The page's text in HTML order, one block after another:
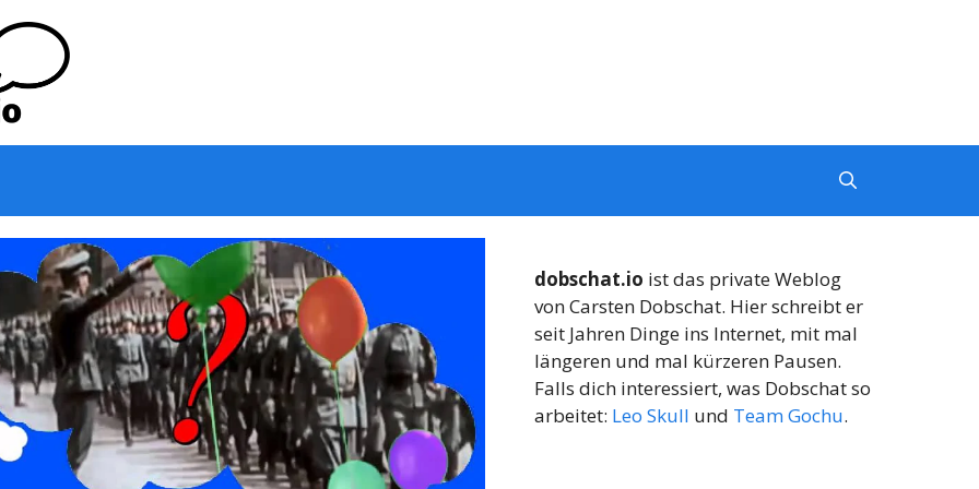
dobschat.io ist das private Weblog
von Carsten Dobschat. Hier schreibt er
seit Jahren Dinge ins Internet, mit mal
längeren und mal kürzeren Pausen.
Falls dich interessiert, was Dobschat so
arbeitet: Leo Skull und Team Gochu.